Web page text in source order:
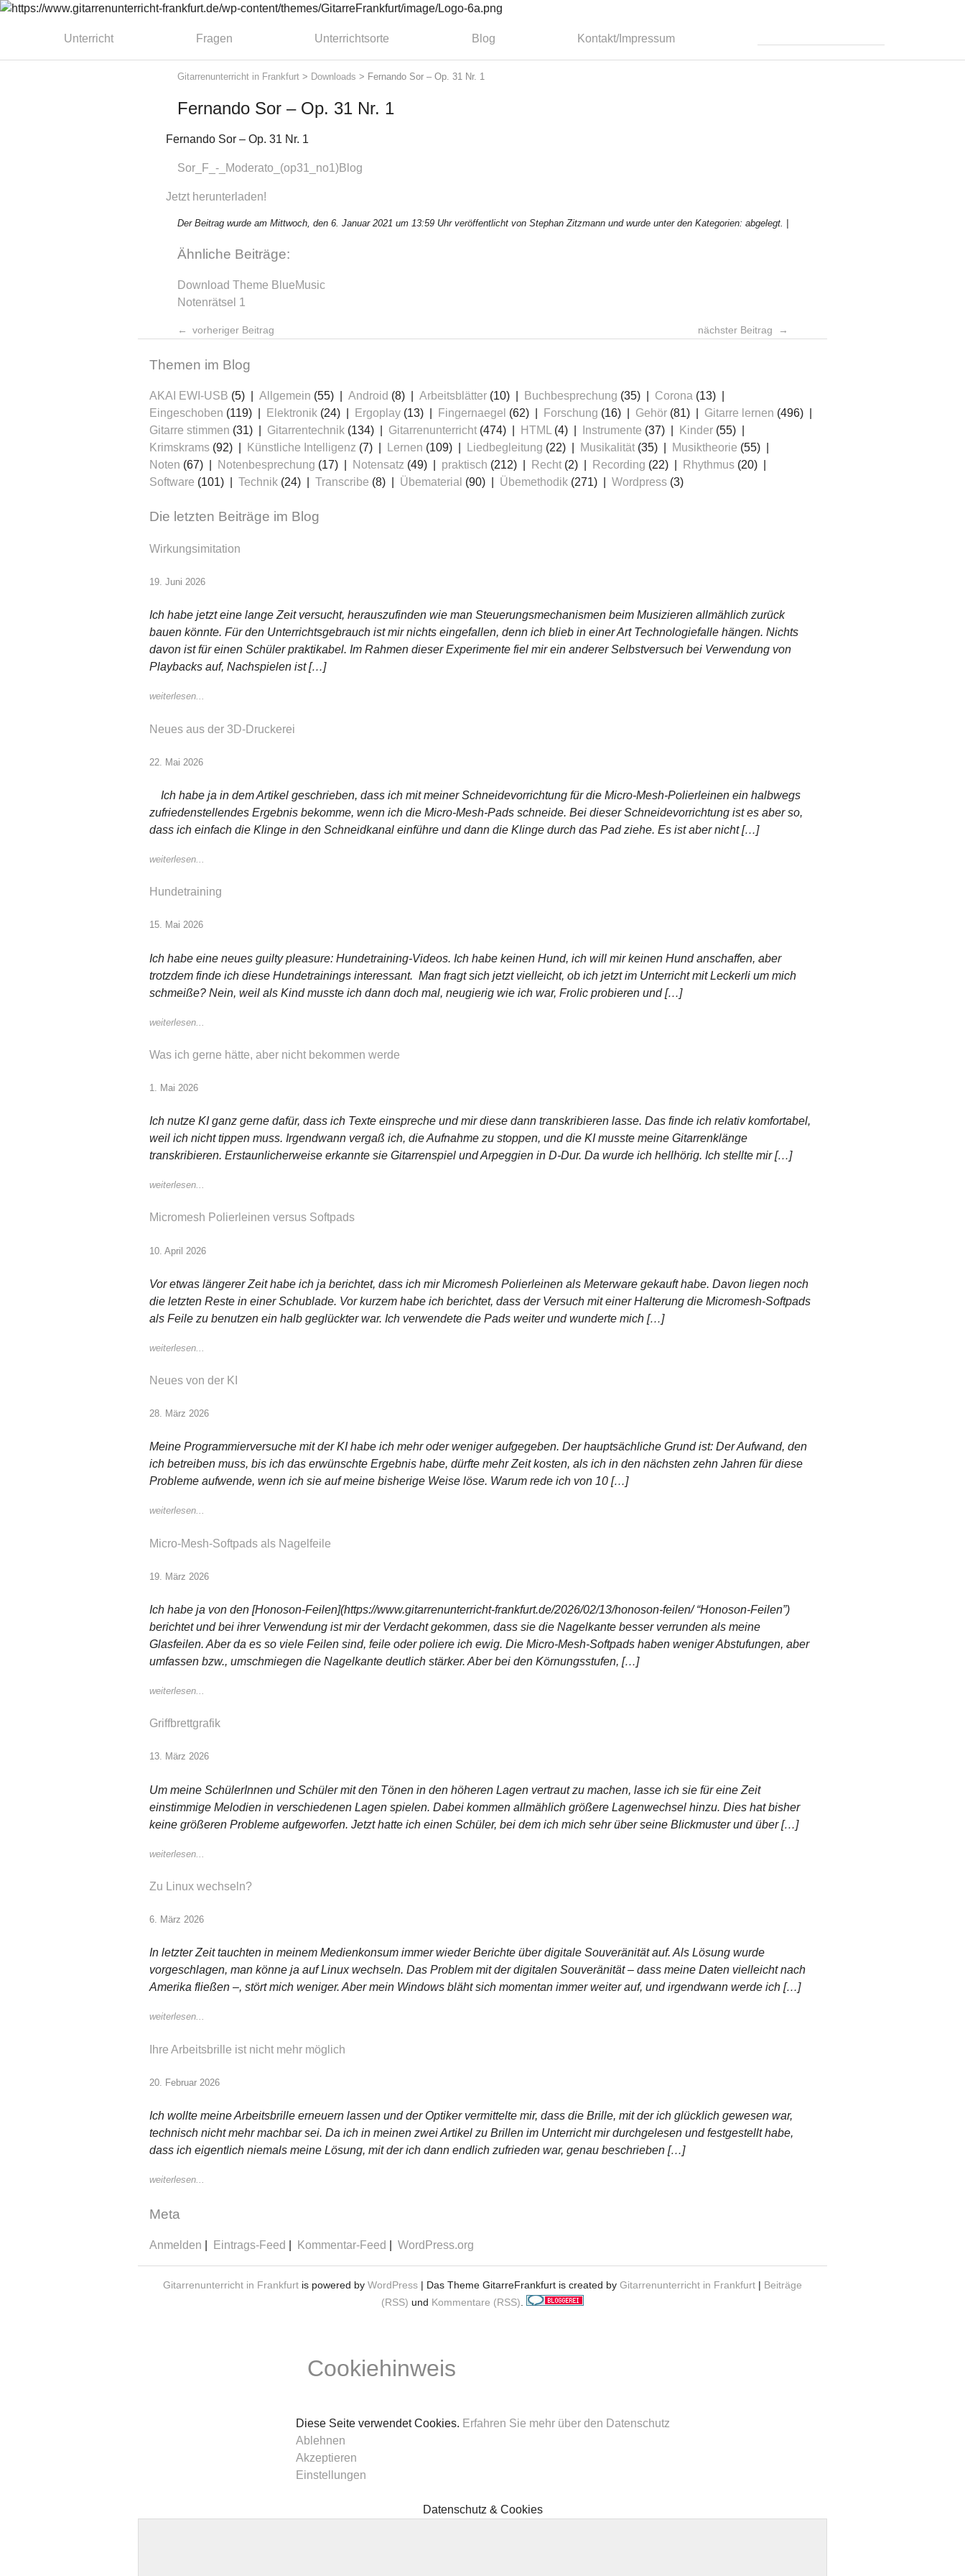
Unterricht Fragen Unterrichtsorte Blog Kontakt/Impressum
Gitarrenunterricht in Frankfurt> Downloads > Fernando Sor – Op. 31 Nr. 1
Fernando Sor – Op. 31 Nr. 1
Fernando Sor – Op. 31 Nr. 1
Sor_F_-_Moderato_(op31_no1)Blog
Jetzt herunterladen!
Der Beitrag wurde am Mittwoch, den 6. Januar 2021 um 13:59 Uhr veröffentlicht von Stephan Zitzmann und wurde unter den Kategorien: abgelegt.
Ähnliche Beiträge:
Download Theme BlueMusic
Notenrätsel 1
vorheriger Beitrag nächster Beitrag
Themen im Blog
AKAI EWI-USB (5) Allgemein (55) Android (8) Arbeitsblätter (10) Buchbesprechung (35) Corona (13)
Eingeschoben (119) Elektronik (24) Ergoplay (13) Fingernaegel (62) Forschung (16) Gehör (81) Gitarre lernen (496)
Gitarre stimmen (31) Gitarrentechnik (134) Gitarrenunterricht (474) HTML (4) Instrumente (37) Kinder (55)
Krimskrams (92) Künstliche Intelligenz (7) Lernen (109) Liedbegleitung (22) Musikalität (35) Musiktheorie (55)
Noten (67) Notenbesprechung (17) Notensatz (49) praktisch (212) Recht (2) Recording (22) Rhythmus (20)
Software (101) Technik (24) Transcribe (8) Übematerial (90) Übemethodik (271) Wordpress (3)
Die letzten Beiträge im Blog
Wirkungsimitation
19. Juni 2026
Ich habe jetzt eine lange Zeit versucht, herauszufinden wie man Steuerungsmechanismen beim Musizieren allmählich zurück
bauen könnte. Für den Unterrichtsgebrauch ist mir nichts eingefallen, denn ich blieb in einer Art Technologiefalle hängen. Nichts
davon ist für einen Schüler praktikabel. Im Rahmen dieser Experimente fiel mir ein anderer Selbstversuch bei Verwendung von
Playbacks auf, Nachspielen ist […]
weiterlesen...
Neues aus der 3D-Druckerei
22. Mai 2026
Ich habe ja in dem Artikel geschrieben, dass ich mit meiner Schneidevorrichtung für die Micro-Mesh-Polierleinen ein halbwegs
zufriedenstellendes Ergebnis bekomme, wenn ich die Micro-Mesh-Pads schneide. Bei dieser Schneidevorrichtung ist es aber so,
dass ich einfach die Klinge in den Schneidkanal einführe und dann die Klinge durch das Pad ziehe. Es ist aber nicht […]
weiterlesen...
Hundetraining
15. Mai 2026
Ich habe eine neues guilty pleasure: Hundetraining-Videos. Ich habe keinen Hund, ich will mir keinen Hund anschaffen, aber
trotzdem finde ich diese Hundetrainings interessant. Man fragt sich jetzt vielleicht, ob ich jetzt im Unterricht mit Leckerli um mich
schmeiße? Nein, weil als Kind musste ich dann doch mal, neugierig wie ich war, Frolic probieren und […]
weiterlesen...
Was ich gerne hätte, aber nicht bekommen werde
1. Mai 2026
Ich nutze KI ganz gerne dafür, dass ich Texte einspreche und mir diese dann transkribieren lasse. Das finde ich relativ komfortabel,
weil ich nicht tippen muss. Irgendwann vergaß ich, die Aufnahme zu stoppen, und die KI musste meine Gitarrenklänge
transkribieren. Erstaunlicherweise erkannte sie Gitarrenspiel und Arpeggien in D-Dur. Da wurde ich hellhörig. Ich stellte mir […]
weiterlesen...
Micromesh Polierleinen versus Softpads
10. April 2026
Vor etwas längerer Zeit habe ich ja berichtet, dass ich mir Micromesh Polierleinen als Meterware gekauft habe. Davon liegen noch
die letzten Reste in einer Schublade. Vor kurzem habe ich berichtet, dass der Versuch mit einer Halterung die Micromesh-Softpads
als Feile zu benutzen ein halb geglückter war. Ich verwendete die Pads weiter und wunderte mich […]
weiterlesen...
Neues von der KI
28. März 2026
Meine Programmierversuche mit der KI habe ich mehr oder weniger aufgegeben. Der hauptsächliche Grund ist: Der Aufwand, den
ich betreiben muss, bis ich das erwünschte Ergebnis habe, dürfte mehr Zeit kosten, als ich in den nächsten zehn Jahren für diese
Probleme aufwende, wenn ich sie auf meine bisherige Weise löse. Warum rede ich von 10 […]
weiterlesen...
Micro-Mesh-Softpads als Nagelfeile
19. März 2026
Ich habe ja von den [Honoson-Feilen](https://www.gitarrenunterricht-frankfurt.de/2026/02/13/honoson-feilen/ “Honoson-Feilen”)
berichtet und bei ihrer Verwendung ist mir der Verdacht gekommen, dass sie die Nagelkante besser verrunden als meine
Glasfeilen. Aber da es so viele Feilen sind, feile oder poliere ich ewig. Die Micro-Mesh-Softpads haben weniger Abstufungen, aber
umfassen bzw., umschmiegen die Nagelkante deutlich stärker. Aber bei den Körnungsstufen, […]
weiterlesen...
Griffbrettgrafik
13. März 2026
Um meine SchülerInnen und Schüler mit den Tönen in den höheren Lagen vertraut zu machen, lasse ich sie für eine Zeit
einstimmige Melodien in verschiedenen Lagen spielen. Dabei kommen allmählich größere Lagenwechsel hinzu. Dies hat bisher
keine größeren Probleme aufgeworfen. Jetzt hatte ich einen Schüler, bei dem ich mich sehr über seine Blickmuster und über […]
weiterlesen...
Zu Linux wechseln?
6. März 2026
In letzter Zeit tauchten in meinem Medienkonsum immer wieder Berichte über digitale Souveränität auf. Als Lösung wurde
vorgeschlagen, man könne ja auf Linux wechseln. Das Problem mit der digitalen Souveränität – dass meine Daten vielleicht nach
Amerika fließen –, stört mich weniger. Aber mein Windows bläht sich momentan immer weiter auf, und irgendwann werde ich […]
weiterlesen...
Ihre Arbeitsbrille ist nicht mehr möglich
20. Februar 2026
Ich wollte meine Arbeitsbrille erneuern lassen und der Optiker vermittelte mir, dass die Brille, mit der ich glücklich gewesen war,
technisch nicht mehr machbar sei. Da ich in meinen zwei Artikel zu Brillen im Unterricht mir durchgelesen und festgestellt habe,
dass ich eigentlich niemals meine Lösung, mit der ich dann endlich zufrieden war, genau beschrieben […]
weiterlesen...
Meta
Anmelden Eintrags-Feed Kommentar-Feed WordPress.org
Gitarrenunterricht in Frankfurt is powered by WordPress | Das Theme GitarreFrankfurt is created by Gitarrenunterricht in Frankfurt | Beiträge
(RSS) und Kommentare (RSS)
Cookiehinweis
Diese Seite verwendet Cookies. Erfahren Sie mehr über den Datenschutz
Ablehnen
Akzeptieren
Einstellungen
Datenschutz & Cookies